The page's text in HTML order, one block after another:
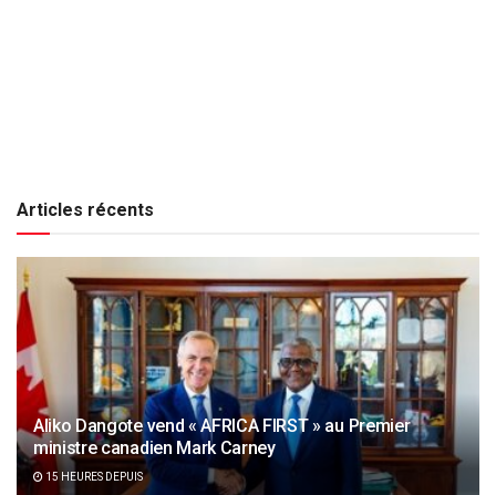
Articles récents
Aliko Dangote vend « AFRICA FIRST » au Premier
ministre canadien Mark Carney
15 HEURES DEPUIS